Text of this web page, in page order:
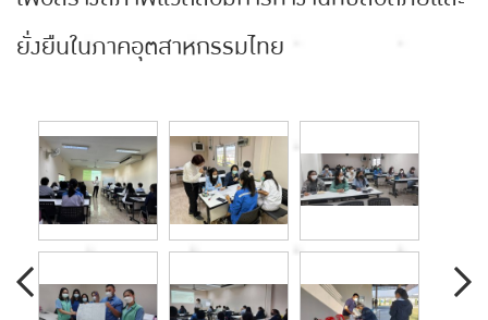
ยั่งยืนในภาคอุตสาหกรรมไทย